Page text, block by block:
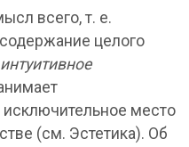
всего, т. е.
целого
интуитивное
место
(см. Эстетика). Об